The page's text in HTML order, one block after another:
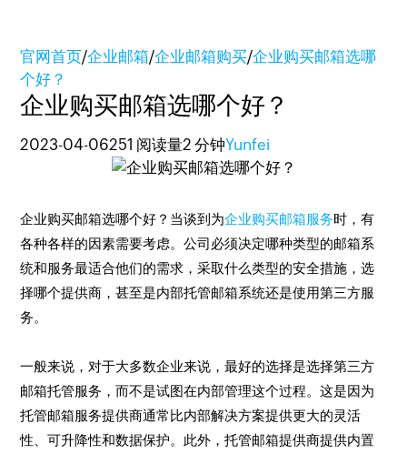
官网首页/企业邮箱/企业邮箱购买/企业购买邮箱选哪
个好？
企业购买邮箱选哪个好？
2023-04-06251 阅读量2 分钟Yunfei
企业购买邮箱选哪个好？当谈到为企业购买邮箱服务时，有
各种各样的因素需要考虑。公司必须决定哪种类型的邮箱系
统和服务最适合他们的需求，采取什么类型的安全措施，选
择哪个提供商，甚至是内部托管邮箱系统还是使用第三方服
务。
一般来说，对于大多数企业来说，最好的选择是选择第三方
邮箱托管服务，而不是试图在内部管理这个过程。这是因为
托管邮箱服务提供商通常比内部解决方案提供更大的灵活
性、可升降性和数据保护。此外，托管邮箱提供商提供内置